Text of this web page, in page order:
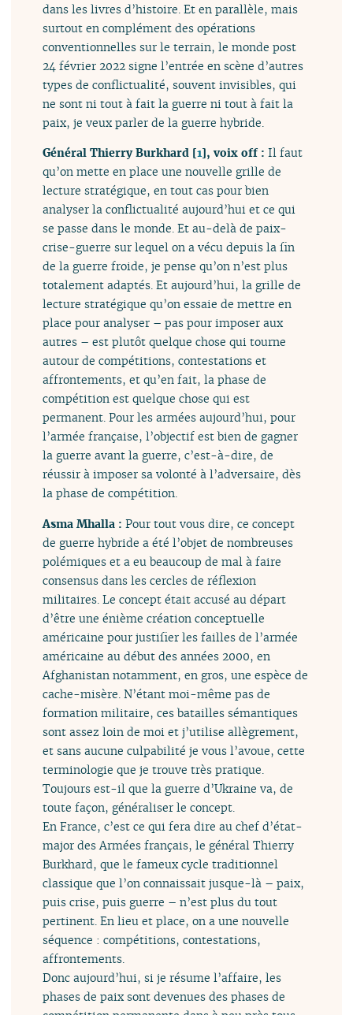
dans les livres d’histoire. Et en parallèle, mais
surtout en complément des opérations
conventionnelles sur le terrain, le monde post
24 février 2022 signe l’entrée en scène d’autres
types de conflictualité, souvent invisibles, qui
ne sont ni tout à fait la guerre ni tout à fait la
paix, je veux parler de la guerre hybride.
Général Thierry Burkhard [1], voix off :Il faut
qu’on mette en place une nouvelle grille de
lecture stratégique, en tout cas pour bien
analyser la conflictualité aujourd’hui et ce qui
se passe dans le monde. Et au-delà de paix-
crise-guerre sur lequel on a vécu depuis la fin
de la guerre froide, je pense qu’on n’est plus
totalement adaptés. Et aujourd’hui, la grille de
lecture stratégique qu’on essaie de mettre en
place pour analyser – pas pour imposer aux
autres – est plutôt quelque chose qui tourne
autour de compétitions, contestations et
affrontements, et qu’en fait, la phase de
compétition est quelque chose qui est
permanent. Pour les armées aujourd’hui, pour
l’armée française, l’objectif est bien de gagner
la guerre avant la guerre, c’est-à-dire, de
réussir à imposer sa volonté à l’adversaire, dès
la phase de compétition.
Asma Mhalla :Pour tout vous dire, ce concept
de guerre hybride a été l’objet de nombreuses
polémiques et a eu beaucoup de mal à faire
consensus dans les cercles de réflexion
militaires. Le concept était accusé au départ
d’être une énième création conceptuelle
américaine pour justifier les failles de l’armée
américaine au début des années 2000, en
Afghanistan notamment, en gros, une espèce de
cache-misère. N’étant moi-même pas de
formation militaire, ces batailles sémantiques
sont assez loin de moi et j’utilise allègrement,
et sans aucune culpabilité je vous l’avoue, cette
terminologie que je trouve très pratique.
Toujours est-il que la guerre d’Ukraine va, de
toute façon, généraliser le concept.
En France, c’est ce qui fera dire au chef d’état-
major des Armées français, le général Thierry
Burkhard, que le fameux cycle traditionnel
classique que l’on connaissait jusque-là – paix,
puis crise, puis guerre – n’est plus du tout
pertinent. En lieu et place, on a une nouvelle
séquence : compétitions, contestations,
affrontements.
Donc aujourd’hui, si je résume l’affaire, les
phases de paix sont devenues des phases de